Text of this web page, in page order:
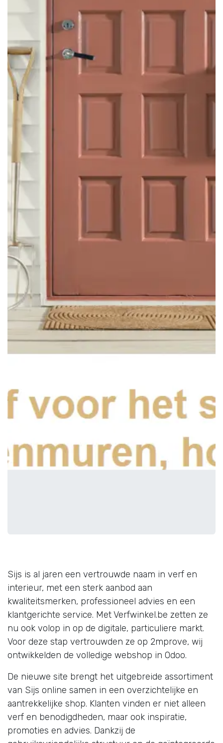
Sijs is al jaren een vertrouwde naam in verf en
interieur, met een sterk aanbod aan
kwaliteitsmerken, professioneel advies en een
klantgerichte service. Met Verfwinkel.be zetten ze
nu ook volop in op de digitale, particuliere markt.
Voor deze stap vertrouwden ze op 2mprove, wij
ontwikkelden de volledige webshop in Odoo.
De nieuwe site brengt het uitgebreide assortiment
van Sijs online samen in een overzichtelijke en
aantrekkelijke shop. Klanten vinden er niet alleen
verf en benodigdheden, maar ook inspiratie,
promoties en advies. Dankzij de